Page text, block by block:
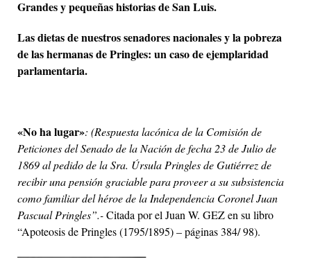
Grandes y pequeñas historias de San Luis.
Las dietas de nuestros senadores nacionales y la pobreza
de las hermanas de Pringles: un caso de ejemplaridad
parlamentaria.
«No ha lugar»: (Respuesta lacónica de la Comisión de
Peticiones del Senado de la Nación de fecha 23 de Julio de
1869 al pedido de la Sra. Úrsula Pringles de Gutiérrez de
recibir una pensión graciable para proveer a su subsistencia
como familiar del héroe de la Independencia Coronel Juan
Pascual Pringles”.-Citada por el Juan W. GEZ en su libro
“Apoteosis de Pringles (1795/1895) – páginas 384/ 98).